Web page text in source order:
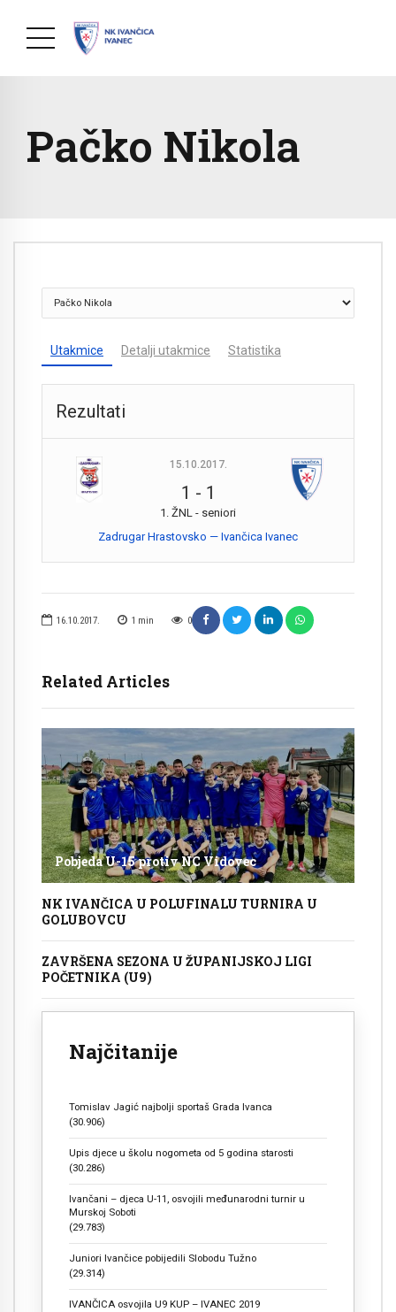
Pačko Nikola
16.10.2017. 1 min 0
Related Articles
Pobjeda U-15 protiv NC Vidovec
NK IVANČICA U POLUFINALU TURNIRA U
GOLUBOVCU
ZAVRŠENA SEZONA U ŽUPANIJSKOJ LIGI
POČETNIKA (U9)
Najčitanije
Tomislav Jagić najbolji sportaš Grada Ivanca
(30.906)
Upis djece u školu nogometa od 5 godina starosti
(30.286)
Ivančani – djeca U-11, osvojili međunarodni turnir u
Murskoj Soboti
(29.783)
Juniori Ivančice pobijedili Slobodu Tužno
(29.314)
IVANČICA osvojila U9 KUP – IVANEC 2019
Utakmice Detalji utakmice Statistika
Rezultati
15.10.2017.
1 - 1
1. ŽNL - seniori
Zadrugar Hrastovsko — Ivančica Ivanec